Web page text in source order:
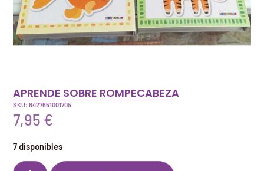
APRENDE SOBRE ROMPECABEZA
SKU: 8427651001705
7,95 €
7 disponibles